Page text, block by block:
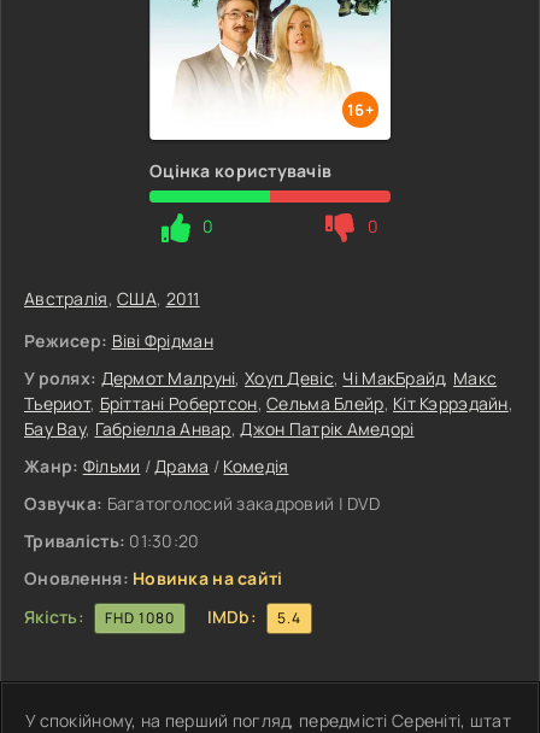
16+
Оцінка користувачів
0 0
Австралія,США, 2011
Режисер: Віві Фрідман
У ролях: Дермот Малруні,Хоуп Девіс, Чі МакБрайд, Макс
Тьериот, Бріттані Робертсон,Сельма Блейр, Кіт Кэррэдайн,
Бау Вау, Габріелла Анвар,Джон Патрік Амедорі
Жанр: Фільми /Драма / Комедія
Озвучка: Багатоголосий закадровий | DVD
Тривалість: 01:30:20
Оновлення: Новинка на сайті
Якість:
FHD 1080 IMDb: 5.4
У спокійному, на перший погляд, передмісті Сереніті, штат